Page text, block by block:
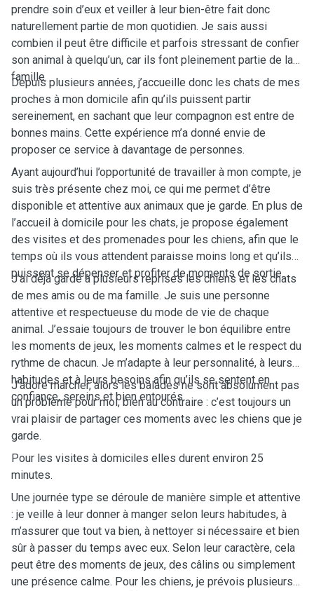
prendre soin d’eux et veiller à leur bien-être fait donc
naturellement partie de mon quotidien. Je sais aussi
combien il peut être difficile et parfois stressant de confier
son animal à quelqu’un, car ils font pleinement partie de la
famille.
Depuis plusieurs années, j’accueille donc les chats de mes
proches à mon domicile afin qu’ils puissent partir
sereinement, en sachant que leur compagnon est entre de
bonnes mains. Cette expérience m’a donné envie de
proposer ce service à davantage de personnes.
Ayant aujourd’hui l’opportunité de travailler à mon compte, je
suis très présente chez moi, ce qui me permet d’être
disponible et attentive aux animaux que je garde. En plus de
l’accueil à domicile pour les chats, je propose également
des visites et des promenades pour les chiens, afin que le
temps où ils vous attendent paraisse moins long et qu’ils
puissent se dépenser et profiter de moments de sortie.
J’ai déjà gardé à plusieurs reprises les chiens et les chats
de mes amis ou de ma famille. Je suis une personne
attentive et respectueuse du mode de vie de chaque
animal. J’essaie toujours de trouver le bon équilibre entre
les moments de jeux, les moments calmes et le respect du
rythme de chacun. Je m’adapte à leur personnalité, à leurs
habitudes et à leurs besoins afin qu’ils se sentent en
confiance, sereins et bien entourés.
J’adore marcher, alors les balades ne sont absolument pas
un problème pour moi, bien au contraire : c’est toujours un
vrai plaisir de partager ces moments avec les chiens que je
garde.
Pour les visites à domiciles elles durent environ 25
minutes.
Une journée type se déroule de manière simple et attentive
: je veille à leur donner à manger selon leurs habitudes, à
m’assurer que tout va bien, à nettoyer si nécessaire et bien
sûr à passer du temps avec eux. Selon leur caractère, cela
peut être des moments de jeux, des câlins ou simplement
une présence calme. Pour les chiens, je prévois plusieurs